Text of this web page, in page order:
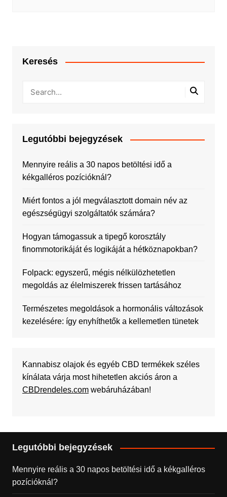
Keresés
Legutóbbi bejegyzések
Mennyire reális a 30 napos betöltési idő a
kékgalléros pozícióknál?
Miért fontos a jól megválasztott domain név az
egészségügyi szolgáltatók számára?
Hogyan támogassuk a tipegő korosztály
finommotorikáját és logikáját a hétköznapokban?
Folpack: egyszerű, mégis nélkülözhetetlen
megoldás az élelmiszerek frissen tartásához
Természetes megoldások a hormonális változások
kezelésére: így enyhíthetők a kellemetlen tünetek
Kannabisz olajok és egyéb CBD termékek széles
kínálata várja most hihetetlen akciós áron a
CBDrendeles.comwebáruházában!
Legutóbbi bejegyzések
Mennyire reális a 30 napos betöltési idő a kékgalléros
pozícióknál?